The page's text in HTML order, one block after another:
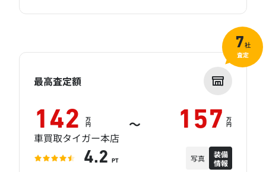
最高査定額
142 万
円 ～ 157 万
円
車買取タイガー本店
4.2 PT 写真
装備
情報
7社
査定